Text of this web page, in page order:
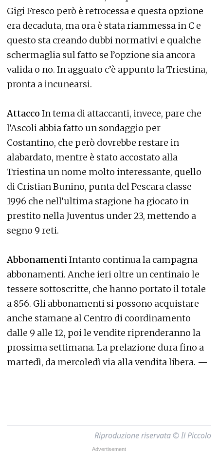
Gigi Fresco però è retrocessa e questa opzione
era decaduta, ma ora è stata riammessa in C e
questo sta creando dubbi normativi e qualche
schermaglia sul fatto se l’opzione sia ancora
valida o no. In agguato c’è appunto la Triestina,
pronta a incunearsi.
Attacco In tema di attaccanti, invece, pare che
l’Ascoli abbia fatto un sondaggio per
Costantino, che però dovrebbe restare in
alabardato, mentre è stato accostato alla
Triestina un nome molto interessante, quello
di Cristian Bunino, punta del Pescara classe
1996 che nell’ultima stagione ha giocato in
prestito nella Juventus under 23, mettendo a
segno 9 reti.
AbbonamentiIntanto continua la campagna
abbonamenti. Anche ieri oltre un centinaio le
tessere sottoscritte, che hanno portato il totale
a 856. Gli abbonamenti si possono acquistare
anche stamane al Centro di coordinamento
dalle 9 alle 12, poi le vendite riprenderanno la
prossima settimana. La prelazione dura fino a
martedì, da mercoledì via alla vendita libera. —
Riproduzione riservata © Il Piccolo